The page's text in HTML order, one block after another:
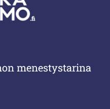
menestystarina